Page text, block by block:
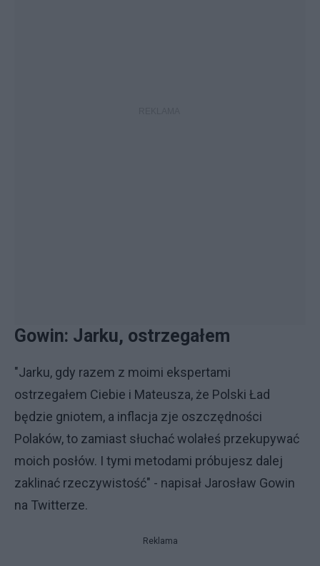
Gowin: Jarku, ostrzegałem
"Jarku, gdy razem z moimi ekspertami
ostrzegałem Ciebie i Mateusza, że Polski Ład
będzie gniotem, a inflacja zje oszczędności
Polaków, to zamiast słuchać wolałeś przekupywać
moich posłów. I tymi metodami próbujesz dalej
zaklinać rzeczywistość" - napisał Jarosław Gowin
na Twitterze.
Reklama